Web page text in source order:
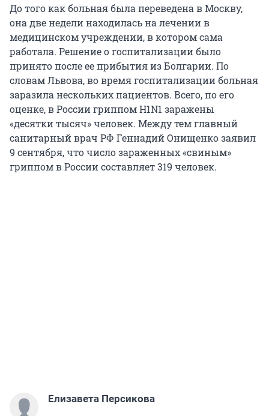
До того как больная была переведена в Москву,
она две недели находилась на лечении в
медицинском учреждении, в котором сама
работала. Решение о госпитализации было
принято после ее прибытия из Болгарии. По
словам Львова, во время госпитализации больная
заразила нескольких пациентов. Всего, по его
оценке, в России гриппом H1N1 заражены
«десятки тысяч» человек. Между тем главный
санитарный врач РФ Геннадий Онищенко заявил
9 сентября, что число зараженных «свиным»
гриппом в России составляет 319 человек.
Елизавета Персикова